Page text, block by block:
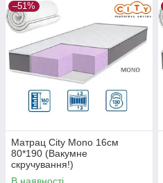
–51%
Матрац City Mono 16см
80*190 (Вакумне
скручування!)